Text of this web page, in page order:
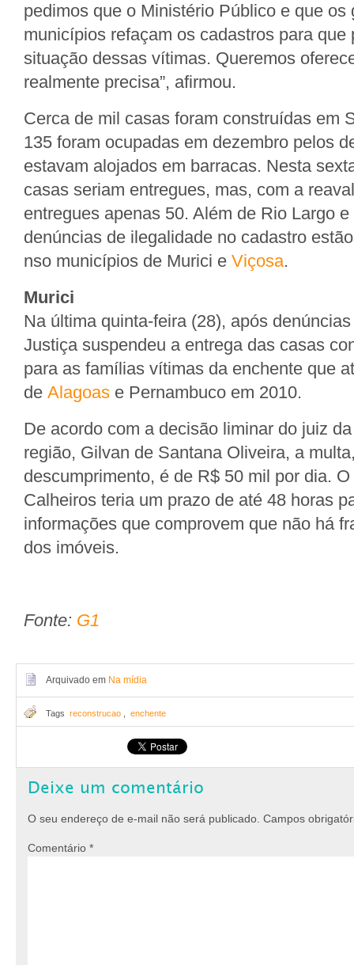
pedimos que o Ministério Público e que os
municípios refaçam os cadastros para que
situação dessas vítimas. Queremos
realmente precisa”, afirmou.
Cerca de mil casas foram construídas em
135 foram ocupadas em dezembro pelos
estavam alojados em barracas. Nesta
casas seriam entregues, mas, com a
entregues apenas 50. Além de Rio Largo
denúncias de ilegalidade no cadastro
nso municípios de Murici e Viçosa.
Murici
Na última quinta-feira (28), após
Justiça suspendeu a entrega das casas
para as famílias vítimas da enchente que
de Alagoas e Pernambuco em 2010.
De acordo com a decisão liminar do juiz
região, Gilvan de Santana Oliveira, a
descumprimento, é de R$ 50 mil por dia.
Calheiros teria um prazo de até 48 horas
informações que comprovem que não há
dos imóveis.
Fonte: G1
Arquivado em Na mídia
Tags reconstrucao enchente
Deixe um comentário
O seu endereço de e-mail não será publicado. Campos
Comentário *